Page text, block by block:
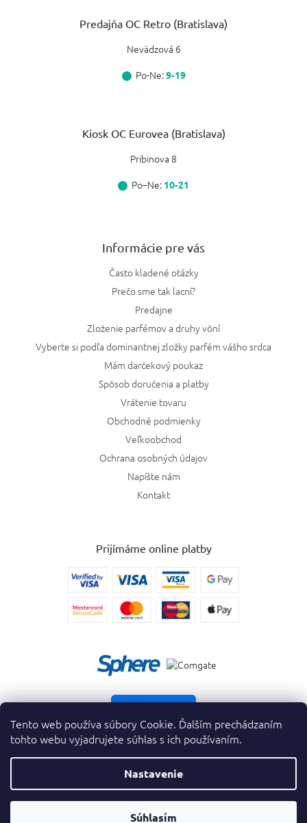
Tento web používa súbory Cookie. Ďalším prechádzaním
tohto webu vyjadrujete súhlas s ich používaním.
Nastavenie
Súhlasím
Predajňa OC Retro (Bratislava)
Nevädzová 6
Po-Ne:9-19
Kiosk OC Eurovea (Bratislava)
Pribinova 8
Po–Ne: 10-21
Informácie pre vás
Často kladené otázky
Prečo sme tak lacní?
Predajne
Zloženie parfémov a druhy vôní
Vyberte si podľa dominantnej zložky parfém vášho srdca
Mám darčekový poukaz
Spôsob doručenia a platby
Vrátenie tovaru
Obchodné podmienky
Veľkoobchod
Ochrana osobných údajov
Napíšte nám
Kontakt
Prijímáme online platby
Vytvoril Shoptet Premium
Copyright 2026krasnevone.sk. Všetky práva vyhradené.
Prevodník
Parfumov